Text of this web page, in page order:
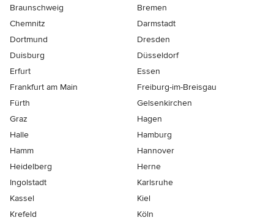
Braunschweig
Bremen
Chemnitz
Darmstadt
Dortmund
Dresden
Duisburg
Düsseldorf
Erfurt
Essen
Frankfurt am Main
Freiburg-im-Breisgau
Fürth
Gelsenkirchen
Graz
Hagen
Halle
Hamburg
Hamm
Hannover
Heidelberg
Herne
Ingolstadt
Karlsruhe
Kassel
Kiel
Krefeld
Köln